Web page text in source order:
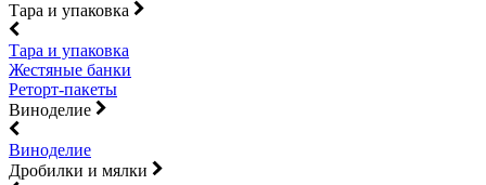
Тара и упаковка
Тара и упаковка
Жестяные банки
Реторт-пакеты
Виноделие
Виноделие
Дробилки и мялки